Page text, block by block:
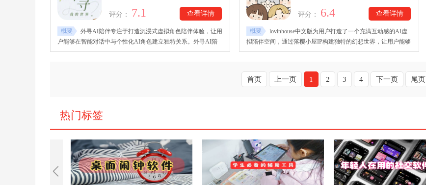
查看详情
评分： 7.1
概要
外寻AI陪伴专注于打造沉浸式虚拟角色陪伴体验，让用
户能够在智能对话中与个性化AI角色建立独特关系。外寻AI陪
伴下载安装后，软件以角色扮演和剧情交流为主要玩法，通过自
查看详情
评分： 6.4
概要
lovinhouse中文版为用户打造了一个充满互动感的AI虚
拟陪伴空间，通过落樱小屋IP构建独特的幻想世界，让用户能够
与原创角色或自定义形象展开长期交流。lovinhouse中文版下载
日常聊天到情绪陪伴，AI都会根据互动内容给予回应，记录彼此
之间的专属回忆。
首页 上一页 1 2 3 4 下一页 尾页
热门标签